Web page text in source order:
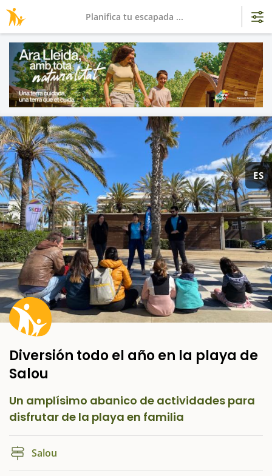
ES
Diversión todo el año en la playa de
Salou
Un amplísimo abanico de actividades para
disfrutar de la playa en familia
Salou
Planifica tu escapada ...